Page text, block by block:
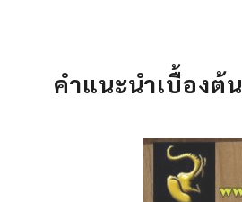
คำแนะนำเบื้องต้น